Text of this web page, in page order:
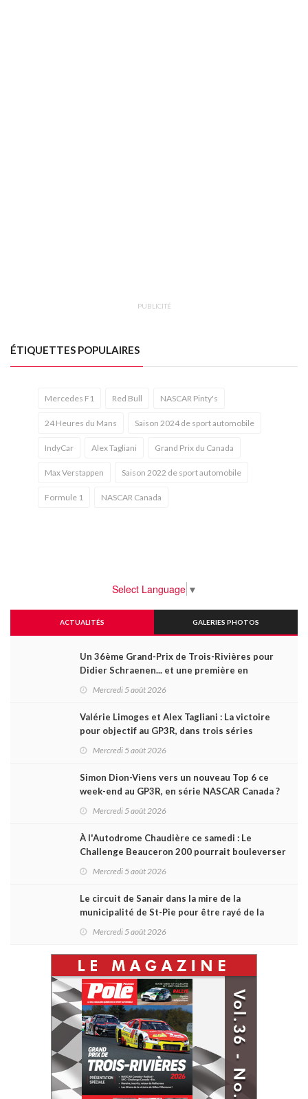
PUBLICITÉ
ÉTIQUETTES POPULAIRES
Mercedes F1 Red Bull NASCAR Pinty's
24 Heures du Mans Saison 2024 de sport automobile
IndyCar Alex Tagliani Grand Prix du Canada
Max Verstappen Saison 2022 de sport automobile
Formule 1 NASCAR Canada
Select Language ▼
ACTUALITÉS GALERIES PHOTOS
Un 36ème Grand-Prix de Trois-Rivières pour
Didier Schraenen... et une première en
Mercredi 5 août 2026
Valérie Limoges et Alex Tagliani : La victoire
pour objectif au GP3R, dans trois séries
Mercredi 5 août 2026
Simon Dion-Viens vers un nouveau Top 6 ce
week-end au GP3R, en série NASCAR Canada ?
Mercredi 5 août 2026
À l'Autodrome Chaudière ce samedi : Le
Challenge Beauceron 200 pourrait bouleverser
Mercredi 5 août 2026
Le circuit de Sanair dans la mire de la
municipalité de St-Pie pour être rayé de la
Mercredi 5 août 2026